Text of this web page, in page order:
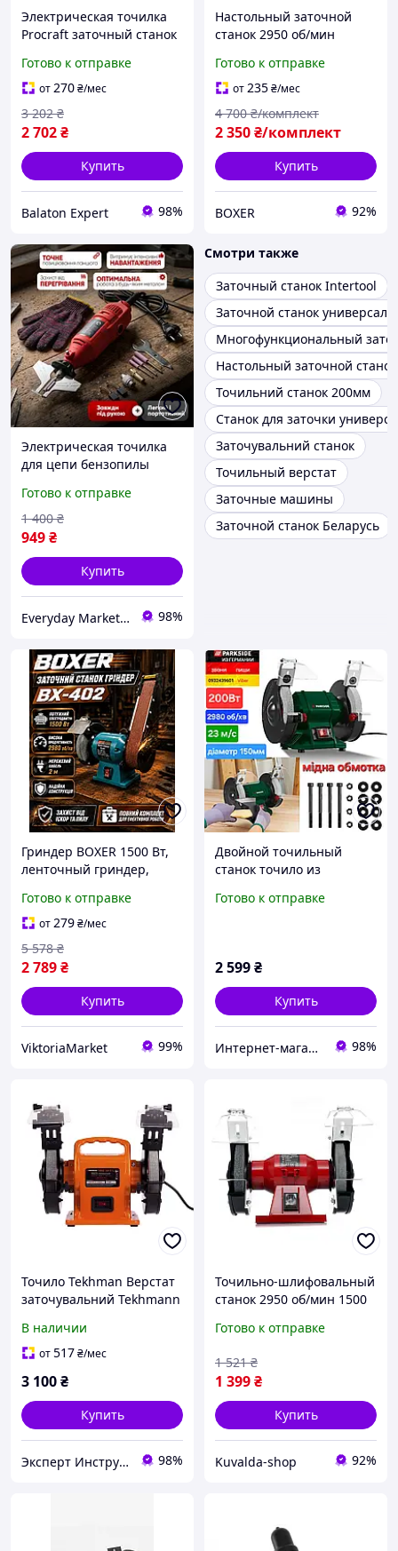
Электрическая точилка
Procraft заточный станок
асинхрированным
двигателем идеальна для
мастерской
Готово к отправке
от270₴/мес
2 702₴
3 202 ₴
Купить
Balaton Expert 98%
Настольный заточной
станок 2950 об/мин
универсальный 1350 Вт
Точильный станок
ручной Бытовое точило
Готово к отправке
от235₴/мес
2 350₴/комплект
4 700 ₴/комплект
Купить
BOXER 92%
Электрическая точилка
для цепи бензопилы
электроточилка машинка
для заточки цепей
Готово к отправке
949₴
1 400 ₴
Купить
Everyday Market 0965612251 98%
Смотри также
Заточный станок Intertool
Заточной станок
Многофункциональный
Настольный заточной станок
Точильний станок 200мм
Станок для заточки
Заточувальний станок
Точильный верстат
Заточные машины
Заточной станок Беларусь
Гриндер BOXER 1500 Вт,
ленточный гриндер,
об/мин, заточный станок,
ленточная шлифмашина
220 В
Готово к отправке
от279₴/мес
2 789₴
5 578 ₴
Купить
ViktoriaMarket 99%
Двойной точильный
станок точило из
200 C2 заточный
Готово к отправке
2 599₴
Купить
Интернет-магазин "Рarkside-shop.prom.ua" 98%
Точило Tekhman Верстат
заточувальний Tekhmann
В наличии
от517₴/мес
3 100₴
Купить
Эксперт Инструмент 98%
Точильно-шлифовальный
станок 2950 об/мин 1500
шлифовальный заточный
Готово к отправке
1 399₴
1 521 ₴
Купить
Kuvalda-shop 92%